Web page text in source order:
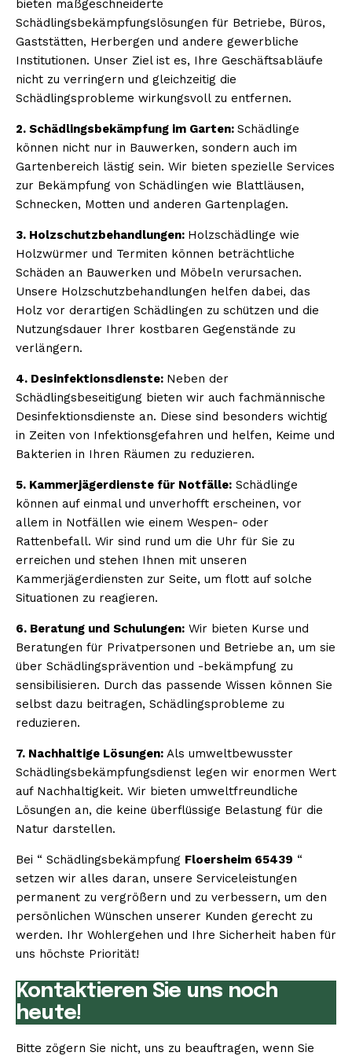
bieten maßgeschneiderte
Schädlingsbekämpfungslösungen für Betriebe, Büros,
Gaststätten, Herbergen und andere gewerbliche
Institutionen. Unser Ziel ist es, Ihre Geschäftsabläufe
nicht zu verringern und gleichzeitig die
Schädlingsprobleme wirkungsvoll zu entfernen.
2. Schädlingsbekämpfung im Garten: Schädlinge
können nicht nur in Bauwerken, sondern auch im
Gartenbereich lästig sein. Wir bieten spezielle Services
zur Bekämpfung von Schädlingen wie Blattläusen,
Schnecken, Motten und anderen Gartenplagen.
3. Holzschutzbehandlungen: Holzschädlinge wie
Holzwürmer und Termiten können beträchtliche
Schäden an Bauwerken und Möbeln verursachen.
Unsere Holzschutzbehandlungen helfen dabei, das
Holz vor derartigen Schädlingen zu schützen und die
Nutzungsdauer Ihrer kostbaren Gegenstände zu
verlängern.
4. Desinfektionsdienste: Neben der
Schädlingsbeseitigung bieten wir auch fachmännische
Desinfektionsdienste an. Diese sind besonders wichtig
in Zeiten von Infektionsgefahren und helfen, Keime und
Bakterien in Ihren Räumen zu reduzieren.
5. Kammerjägerdienste für Notfälle: Schädlinge
können auf einmal und unverhofft erscheinen, vor
allem in Notfällen wie einem Wespen- oder
Rattenbefall. Wir sind rund um die Uhr für Sie zu
erreichen und stehen Ihnen mit unseren
Kammerjägerdiensten zur Seite, um flott auf solche
Situationen zu reagieren.
6. Beratung und Schulungen: Wir bieten Kurse und
Beratungen für Privatpersonen und Betriebe an, um sie
über Schädlingsprävention und -bekämpfung zu
sensibilisieren. Durch das passende Wissen können Sie
selbst dazu beitragen, Schädlingsprobleme zu
reduzieren.
7. Nachhaltige Lösungen: Als umweltbewusster
Schädlingsbekämpfungsdienst legen wir enormen Wert
auf Nachhaltigkeit. Wir bieten umweltfreundliche
Lösungen an, die keine überflüssige Belastung für die
Natur darstellen.
Bei “ Schädlingsbekämpfung Floersheim 65439 “
setzen wir alles daran, unsere Serviceleistungen
permanent zu vergrößern und zu verbessern, um den
persönlichen Wünschen unserer Kunden gerecht zu
werden. Ihr Wohlergehen und Ihre Sicherheit haben für
uns höchste Priorität!
Kontaktieren Sie uns noch
heute!
Bitte zögern Sie nicht, uns zu beauftragen, wenn Sie